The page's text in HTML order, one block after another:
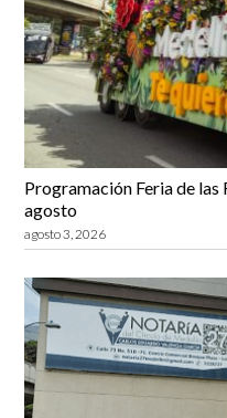
Programación Feria de
agosto
agosto 3, 2026